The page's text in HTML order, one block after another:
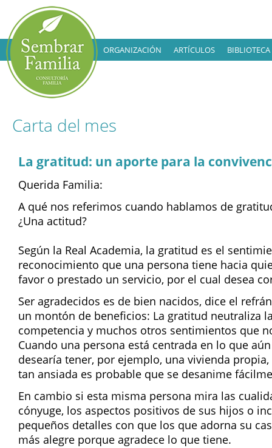
ORGANIZACIÓN ARTÍCULOS
Carta del mes
La gratitud: un aporte para la
Querida Familia:
A qué nos referimos cuando hablamos de
¿Una actitud?
Según la Real Academia, la gratitud es el
reconocimiento que una persona tiene hacia
favor o prestado un servicio, por el cual desea
Ser agradecidos es de bien nacidos, dice el
un montón de beneficios: La gratitud neutraliza
competencia y muchos otros sentimientos que
Cuando una persona está centrada en lo que
desearía tener, por ejemplo, una vivienda
tan ansiada es probable que se desanime
En cambio si esta misma persona mira las
cónyuge, los aspectos positivos de sus hijos o
pequeños detalles con que los que adorna su
más alegre porque agradece lo que tiene.